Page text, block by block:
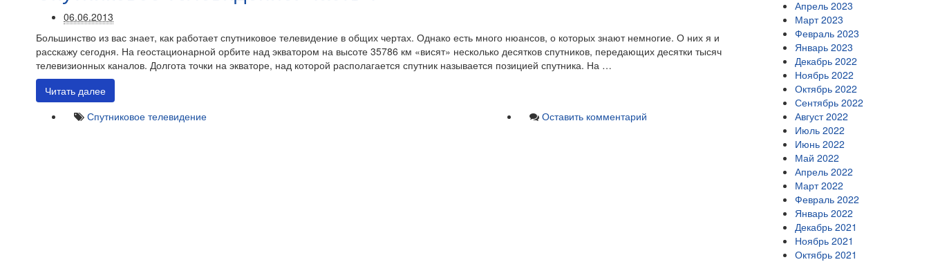
06.06.2013
Большинство из вас знает, как работает спутниковое телевидение в общих чертах. Однако есть много нюансов, о которых знают немногие. О них я и
расскажу сегодня. На геостационарной орбите над экватором на высоте 35786 км «висят» несколько десятков спутников, передающих десятки тысяч
телевизионных каналов. Долгота точки на экваторе, над которой располагается спутник называется позицией спутника. На …
Читать далее
Спутниковое телевидение
Оставить комментарий
Апрель 2023
Март 2023
Февраль 2023
Январь 2023
Декабрь 2022
Ноябрь 2022
Октябрь 2022
Сентябрь 2022
Август 2022
Июль 2022
Июнь 2022
Май 2022
Апрель 2022
Март 2022
Февраль 2022
Январь 2022
Декабрь 2021
Ноябрь 2021
Октябрь 2021